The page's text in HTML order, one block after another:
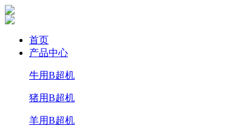
首页
产品中心
牛用B超机
猪用B超机
羊用B超机